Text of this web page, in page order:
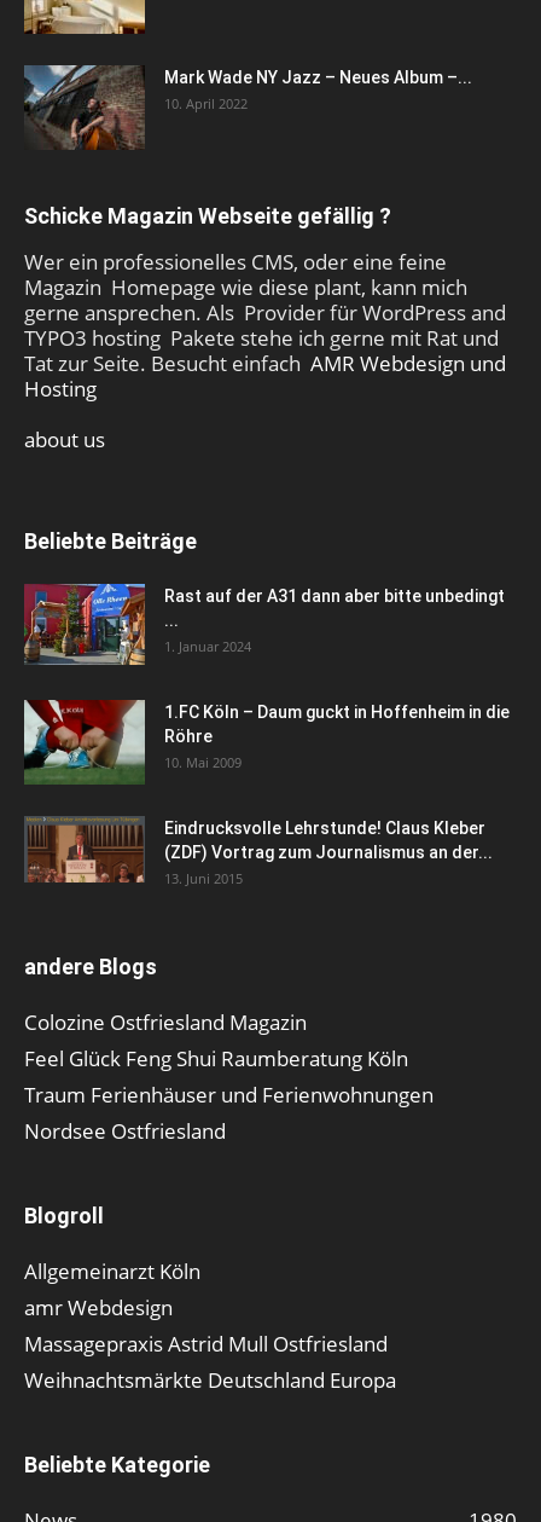
Mark Wade NY Jazz – Neues Album –...
10. April 2022
Schicke Magazin Webseite gefällig ?
Wer ein professionelles CMS, oder eine feine
Magazin Homepage wie diese plant, kann mich
gerne ansprechen. Als Provider für WordPress and
TYPO3 hosting Pakete stehe ich gerne mit Rat und
Tat zur Seite. Besucht einfach AMR Webdesign und
Hosting
about us
Beliebte Beiträge
Rast auf der A31 dann aber bitte unbedingt
...
1. Januar 2024
1.FC Köln – Daum guckt in Hoffenheim in die
Röhre
10. Mai 2009
Eindrucksvolle Lehrstunde! Claus Kleber
(ZDF) Vortrag zum Journalismus an der...
13. Juni 2015
andere Blogs
Colozine Ostfriesland Magazin
Feel Glück Feng Shui Raumberatung Köln
Traum Ferienhäuser und Ferienwohnungen
Nordsee Ostfriesland
Blogroll
Allgemeinarzt Köln
amr Webdesign
Massagepraxis Astrid Mull Ostfriesland
Weihnachtsmärkte Deutschland Europa
Beliebte Kategorie